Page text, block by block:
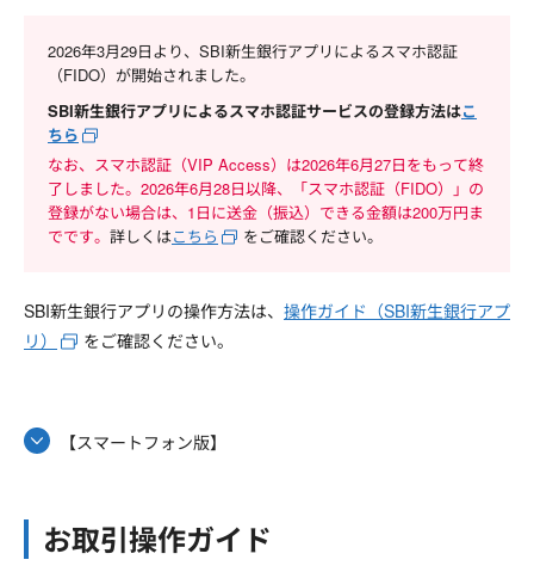
2026年3月29日より、SBI新生銀行アプリによるスマホ認証
（FIDO）が開始されました。
SBI新生銀行アプリによるスマホ認証サービスの登録方法はこ
ちら
なお、スマホ認証（VIP Access）は2026年6月27日をもって終
了しました。2026年6月28日以降、「スマホ認証（FIDO）」の
登録がない場合は、1日に送金（振込）できる金額は200万円ま
でです。 詳しくはこちら をご確認ください。
SBI新生銀行アプリの操作方法は、 操作ガイド（SBI新生銀行アプ
リ）
をご確認ください。
【スマートフォン版】
お取引操作ガイド